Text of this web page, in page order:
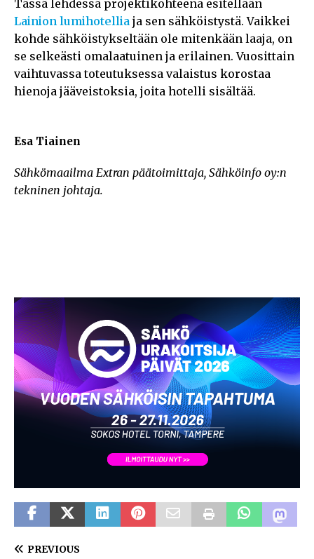
Tässä lehdessä projektikohteena esitellään
Lainion lumihotellia ja sen sähköistystä. Vaikkei
kohde sähköistykseltään ole mitenkään laaja, on
se selkeästi omalaatuinen ja erilainen. Vuosittain
vaihtuvassa toteutuksessa valaistus korostaa
hienoja jääveistoksia, joita hotelli sisältää.
Esa Tiainen
Sähkömaailma Extran päätoimittaja, Sähköinfo oy:n
tekninen johtaja.
PREVIOUS